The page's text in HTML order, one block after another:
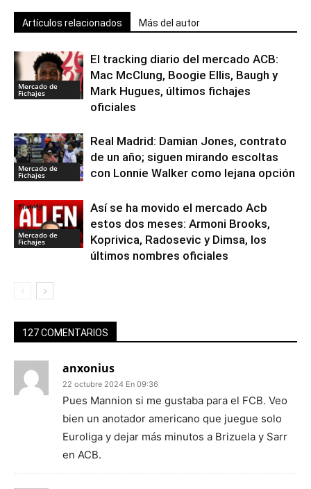
Artículos relacionados Más del autor
Mercado de
Fichajes
El tracking diario del mercado ACB:
Mac McClung, Boogie Ellis, Baugh y
Mark Hugues, últimos fichajes
oficiales
Mercado de
Fichajes
Real Madrid: Damian Jones, contrato
de un año; siguen mirando escoltas
con Lonnie Walker como lejana opción
Mercado de
Fichajes
Así se ha movido el mercado Acb
estos dos meses: Armoni Brooks,
Koprivica, Radosevic y Dimsa, los
últimos nombres oficiales
127 COMENTARIOS
anxonius
22 octubre 2024 En 09:36
Pues Mannion si me gustaba para el FCB. Veo
bien un anotador americano que juegue solo
Euroliga y dejar más minutos a Brizuela y Sarr
en ACB.